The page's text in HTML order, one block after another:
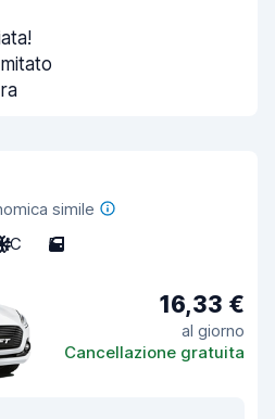
simile
C 5
16,33 €
al giorno
Cancellazione gratuita